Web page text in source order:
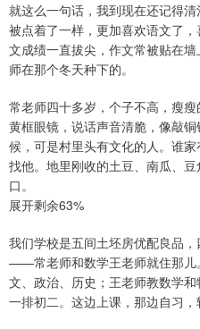
就这么一句话，我到现在还记得
被点着了一样，更加喜欢语文了
文成绩一直拔尖，作文常被贴在
师在那个冬天种下的。
常老师四十多岁，个子不高，瘦
黄框眼镜，说话声音清脆，像敲
候，可是村里头有文化的人。谁
找他。地里刚收的土豆、南瓜、
口。
展开剩余63%
我们学校是五间土坯房优配良品
——常老师和数学王老师就住那儿
文、政治、历史；王老师教数学
一排初二。这边上课，那边自习，